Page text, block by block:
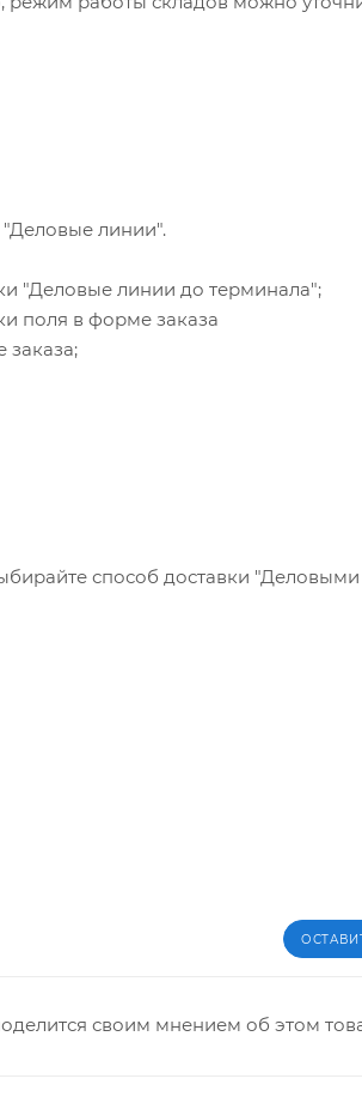
"Деловые линии".
"Деловые линии до терминала";
поля в форме заказа
способ доставки
своим мнением об этом